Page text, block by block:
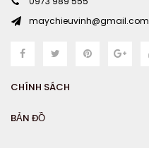
maychieuvinh@gmail.com
CHÍNH SÁCH
BẢN ĐỒ